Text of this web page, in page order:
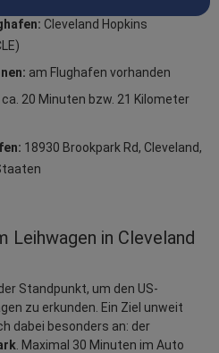
Cleveland Hopkins
am Flughafen vorhanden
ca. 20 Minuten bzw. 21 Kilometer
18930 Brookpark Rd, Cleveland,
Leihwagen in Cleveland
Standpunkt, um den US-
zu erkunden. Ein Ziel unweit
. Maximal 30 Minuten im Auto